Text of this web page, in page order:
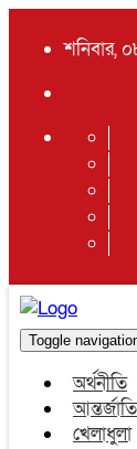
শনিবার,
Toggle
অর্থনীতি
খেলাধুলা